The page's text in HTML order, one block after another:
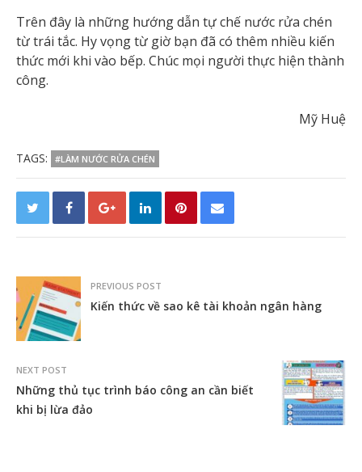
Trên đây là những hướng dẫn tự chế nước rửa chén
từ trái tắc. Hy vọng từ giờ bạn đã có thêm nhiều kiến
thức mới khi vào bếp. Chúc mọi người thực hiện thành
công.
Mỹ Huệ
TAGS: #LÀM NƯỚC RỬA CHÉN
PREVIOUS POST
Kiến thức về sao kê tài khoản ngân hàng
NEXT POST
Những thủ tục trình báo công an cần biết
khi bị lừa đảo